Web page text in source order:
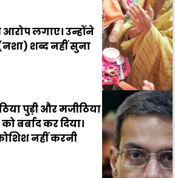
लगाए। उन्होंने
नशा) शब्द नहीं सुना
पुड़ी और मजीठिया
बर्बाद कर दिया।
नहीं करनी